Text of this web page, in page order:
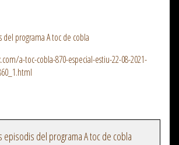
del programa A toc de cobla
a-toc-cobla-870-especial-estiu-22-08-2021-
episodis del programa A toc de cobla